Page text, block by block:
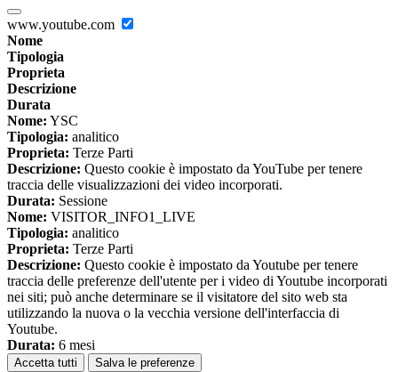
www.youtube.com
Nome
Tipologia
Proprieta
Descrizione
Durata
Nome: YSC
Tipologia: analitico
Proprieta: Terze Parti
Descrizione: Questo cookie è impostato da YouTube per tenere
traccia delle visualizzazioni dei video incorporati.
Durata: Sessione
Nome: VISITOR_INFO1_LIVE
Tipologia: analitico
Proprieta: Terze Parti
Descrizione: Questo cookie è impostato da Youtube per tenere
traccia delle preferenze dell'utente per i video di Youtube incorporati
nei siti; può anche determinare se il visitatore del sito web sta
utilizzando la nuova o la vecchia versione dell'interfaccia di
Youtube.
Durata: 6 mesi
Accetta tutti Salva le preferenze